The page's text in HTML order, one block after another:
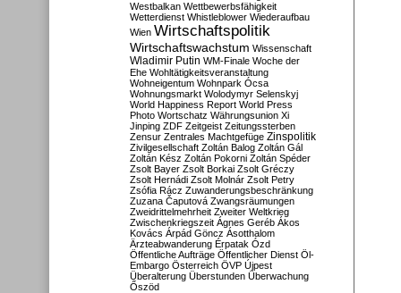
Westbalkan Wettbewerbsfähigkeit
Wetterdienst Whistleblower Wiederaufbau
Wien Wirtschaftspolitik
Wirtschaftswachstum Wissenschaft
Wladimir Putin WM-Finale Woche der
Ehe Wohltätigkeitsveranstaltung
Wohneigentum Wohnpark Ócsa
Wohnungsmarkt Wolodymyr Selenskyj
World Happiness Report World Press
Photo Wortschatz Währungsunion Xi
Jinping ZDF Zeitgeist Zeitungssterben
Zensur Zentrales Machtgefüge Zinspolitik
Zivilgesellschaft Zoltán Balog Zoltán Gál
Zoltán Kész Zoltán Pokorni Zoltán Spéder
Zsolt Bayer Zsolt Borkai Zsolt Gréczy
Zsolt Hernádi Zsolt Molnár Zsolt Petry
Zsófia Rácz Zuwanderungsbeschränkung
Zuzana Čaputová Zwangsräumungen
Zweidrittelmehrheit Zweiter Weltkrieg
Zwischenkriegszeit Ágnes Geréb Ákos
Kovács Árpád Göncz Ásotthalom
Ärzteabwanderung Érpatak Ózd
Öffentliche Aufträge Öffentlicher Dienst Öl-
Embargo Österreich ÖVP Újpest
Überalterung Überstunden Überwachung
Őszöd